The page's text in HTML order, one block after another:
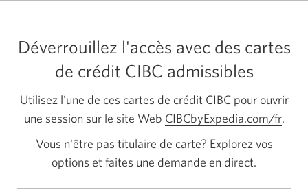
Déverrouillez l'accès avec des cartes
de crédit CIBC admissibles
Utilisez l'une de ces cartes de crédit CIBC pour ouvrir
une session sur le site Web CIBCbyExpedia.com/frUne
.
Vous n'être pas titulaire de carte? Explorez vos
options et faites une demande en direct.